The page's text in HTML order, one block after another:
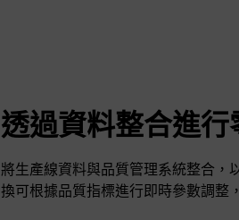
透過資料整合進
將生產線資料與品質管理系統整合，
換可根據品質指標進行即時參數調整